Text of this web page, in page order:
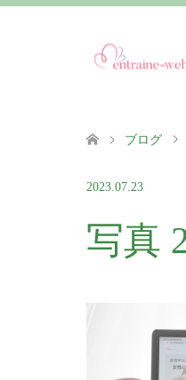
ブログ
2023.07.23
写真